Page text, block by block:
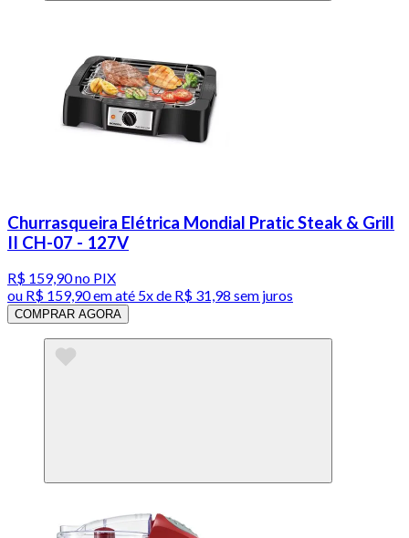
Churrasqueira Elétrica Mondial Pratic Steak & Grill
II CH-07 - 127V
R$ 159,90no PIX
ou R$ 159,90em até 5x de R$ 31,98 sem juros
COMPRAR AGORA